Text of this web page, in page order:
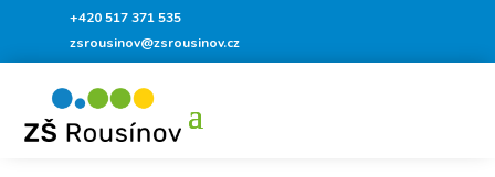
+420 517 371 535
zsrousinov@zsrousinov.cz